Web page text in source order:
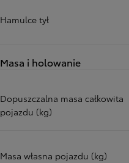
Hamulce tył
Masa i holowanie
Dopuszczalna masa całkowita
pojazdu (kg)
Masa własna pojazdu (kg)